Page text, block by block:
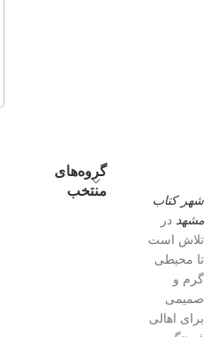
شهر کتاب
مشهد در
تلاش است
تا محیطی
گرم و
صمیمی
برای اهالی
گروه‌های
منتخب